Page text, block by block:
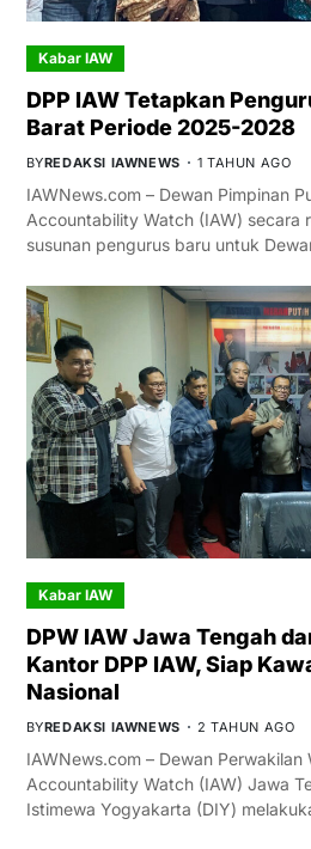
Kabar IAW
DPP IAW Tetapkan
Barat Periode 2025-2028
BYREDAKSI IAWNEWS 1 TAHUN AGO
IAWNews.com – Dewan Pimpinan
Accountability Watch (IAW) secara
susunan pengurus baru untuk
Kabar IAW
DPW IAW Jawa Tengah
Kantor DPP IAW, Siap
Nasional
BYREDAKSI IAWNEWS 2 TAHUN AGO
IAWNews.com – Dewan Perwakilan
Accountability Watch (IAW) Jawa
Istimewa Yogyakarta (DIY)